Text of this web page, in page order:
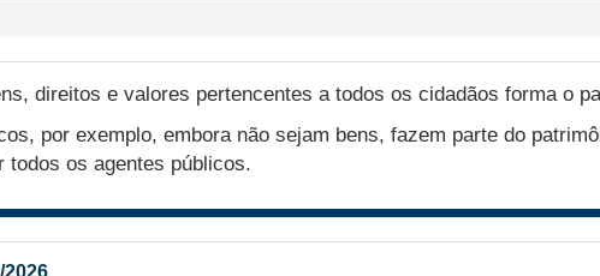
direitos e valores pertencentes a todos os cidadãos forma o
por exemplo, embora não sejam bens, fazem parte do
todos os agentes públicos.
2026